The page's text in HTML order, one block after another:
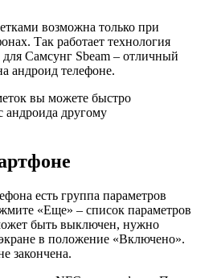
возможна только при
Так работает технология
Самсунг Sbeam – отличный
андроид телефоне.
вы можете быстро
андроида другому
есть группа параметров
«Еще» – список параметров
быть выключен, нужно
в положение «Включено».
закончена.